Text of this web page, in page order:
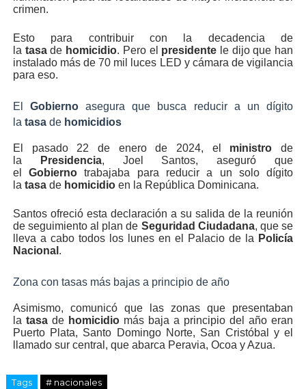
crimen.
Esto para contribuir con la decadencia de
la tasade homicidio. Pero el presidente le dijo que han
instalado más de 70 mil luces LED y cámara de vigilancia
para eso.
ElGobierno asegura que busca reducir a un dígito
la tasade homicidios
El pasado 22 de enero de 2024, el ministro de
la
Presidencia, Joel Santos, aseguró que
elGobierno trabajaba para reducir a un solo dígito
la tasade homicidioen la República Dominicana.
Santos ofreció esta declaración a su salida de la reunión
de seguimiento al plan de Seguridad Ciudadana, que se
lleva a cabo todos los lunes en el Palacio de la Policía
Nacional .
Zona con tasas más bajas a principio de año
Asimismo, comunicó que las zonas que presentaban
la tasade homicidiomás baja a principio del año eran
Puerto Plata, Santo Domingo Norte, San Cristóbal y el
llamado sur central, que abarca Peravia, Ocoa y Azua.
Tags # nacionales